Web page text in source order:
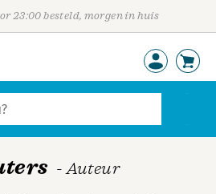
23:00 besteld, morgen in huis
- Auteur